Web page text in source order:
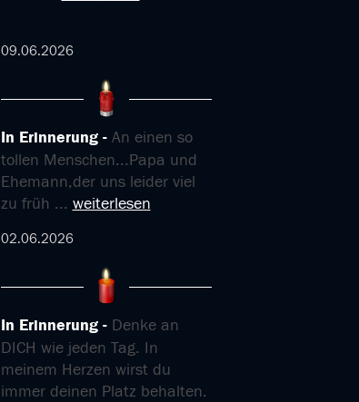
09.06.2026
In Erinnerung
An einen so
tollen Menschen...Papa und
Ehemann,der uns leider viel
zu früh ... weiterlesen
02.06.2026
In Erinnerung
Denke an
DICH wie jeden Tag. In
meinem Herzen wirst du
immer deinen Platz behalten.